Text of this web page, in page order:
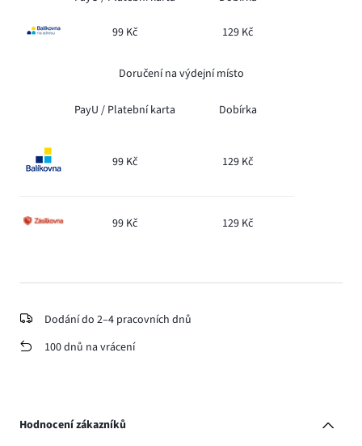
99 Kč 129 Kč
Doručení na výdejní místo
PayU / Platební karta Dobírka
99 Kč 129 Kč
99 Kč 129 Kč
Dodání do 2–4 pracovních dnů
100 dnů na vrácení
Hodnocení zákazníků